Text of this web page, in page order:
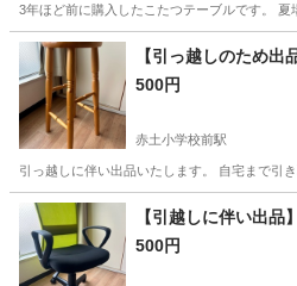
3年ほど前に購入したこたつテーブルです。
東京 中央区 東京駅 テーブル
【引っ越しのため出
500円
赤土小学校前駅
引っ越しに伴い出品いたします。 自宅まで引
東京 荒川区 赤土小学校前駅 椅子
【引越しに伴い出品
500円